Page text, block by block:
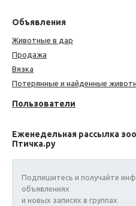
Объявления
Животные в дар
Продажа
Вязка
Потерянные и найденные
Пользователи
Еженедельная рассылка
Птичка.ру
Подпишитесь и получайте
объявлениях
и новых записях в группах